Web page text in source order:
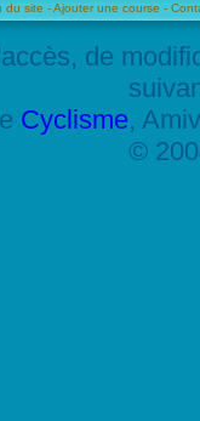
du site -Ajouter une course -
de
Cyclisme,
©